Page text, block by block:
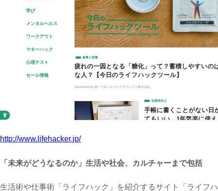
http://www.lifehacker.jp/
「未来がどうなるのか」生活や社会、カルチャーまで包括
生活術や仕事術「ライフハック」を紹介するサイト「ライフハ